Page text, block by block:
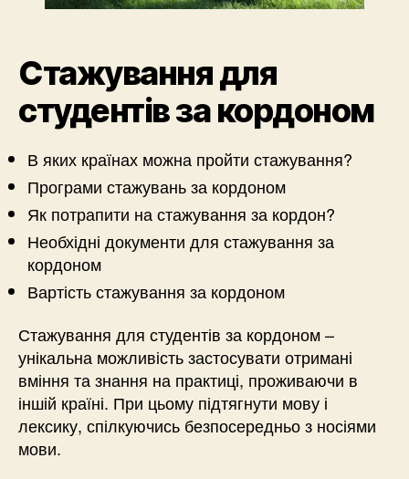
Стажування для
студентів за кордоном
В яких країнах можна пройти стажування?
Програми стажувань за кордоном
Як потрапити на стажування за кордон?
Необхідні документи для стажування за
кордоном
Вартість стажування за кордоном
Стажування для студентів за кордоном –
унікальна можливість застосувати отримані
вміння та знання на практиці, проживаючи в
іншій країні. При цьому підтягнути мову і
лексику, спілкуючись безпосередньо з носіями
мови.